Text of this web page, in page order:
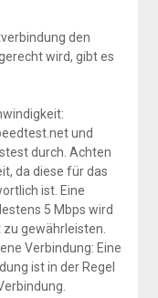
den
wird, gibt es
und
durch. Achten
da diese für das
ist. Eine
5 Mbps wird
gewährleisten.
Verbindung: Eine
ist in der Regel